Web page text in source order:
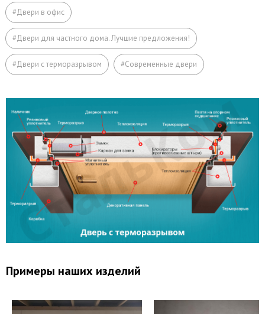
Отделка
Заделка швов монтажной пеной
Откосы (изнутри помещения)
Вывод звонков
Перенос звонка
#Двери в офис
#Двери для частного дома. Лучшие предложения!
#Двери с терморазрывом #Современные двери
Примеры наших изделий